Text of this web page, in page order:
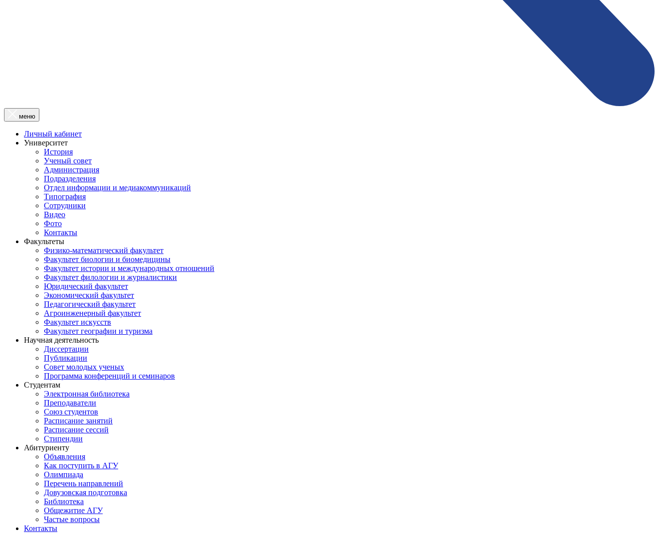
меню
Личный кабинет
Университет
История
Ученый совет
Администрация
Подразделения
Отдел информации и медиакоммуникаций
Типография
Сотрудники
Видео
Фото
Контакты
Факультеты
Физико-математический факультет
Факультет биологии и биомедицины
Факультет истории и международных отношений
Факультет филологии и журналистики
Юридический факультет
Экономический факультет
Педагогический факультет
Агроинженерный факультет
Факультет искусств
Факультет географии и туризма
Научная деятельность
Диссертации
Публикации
Совет молодых ученых
Программа конференций и семинаров
Студентам
Электронная библиотека
Преподаватели
Союз студентов
Расписание занятий
Расписание сессий
Стипендии
Абитуриенту
Объявления
Как поступить в АГУ
Олимпиада
Перечень направлений
Довузовская подготовка
Библиотека
Общежитие АГУ
Частые вопросы
Контакты